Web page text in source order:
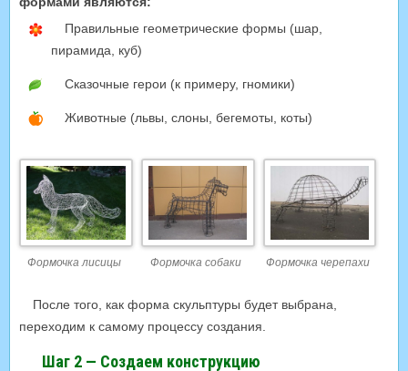
Правильные геометрические формы (шар,
пирамида, куб)
Сказочные герои (к примеру, гномики)
Животные (львы, слоны, бегемоты, коты)
Формочка лисицы Формочка собаки Формочка черепахи
После того, как форма скульптуры будет выбрана,
переходим к самому процессу создания.
Шаг 2 — Создаем конструкцию